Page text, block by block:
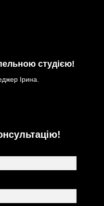
студією!
Ірина.